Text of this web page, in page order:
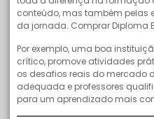
conteúdo, mas também pelas
da jornada. Comprar Diploma
Por exemplo, uma boa
crítico, promove atividades
os desafios reais do mercado
adequada e professores
para um aprendizado mais